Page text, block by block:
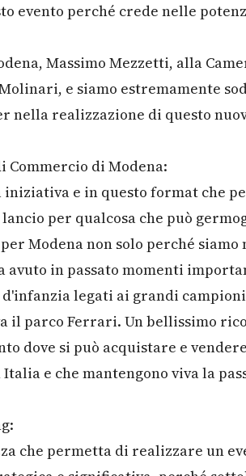
evento perché crede nelle
Massimo Mezzetti, alla
e siamo estremamente
nella realizzazione di questo
Commercio di Modena:
e in questo format che
per qualcosa che può
Modena non solo perché siamo
avuto in passato momenti
legati ai grandi
il parco Ferrari. Un bellissimo
dove si può acquistare e
e che mantengono viva la
che permetta di realizzare un